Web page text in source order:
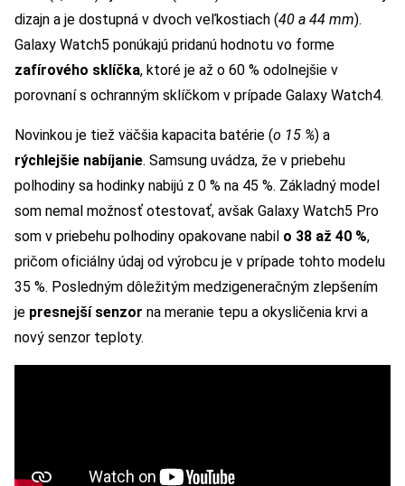
dizajn a je dostupná v dvoch veľkostiach (40 a 44 mm).
Galaxy Watch5 ponúkajú pridanú hodnotu vo forme
zafírového sklíčka, ktoré je až o 60 % odolnejšie v
porovnaní s ochranným sklíčkom v prípade Galaxy Watch4.
Novinkou je tiež väčšia kapacita batérie (o 15 %) a
rýchlejšie nabíjanie. Samsung uvádza, že v priebehu
polhodiny sa hodinky nabijú z 0 % na 45 %. Základný model
som nemal možnosť otestovať, avšak Galaxy Watch5 Pro
som v priebehu polhodiny opakovane nabil o 38 až 40 %,
pričom oficiálny údaj od výrobcu je v prípade tohto modelu
35 %. Posledným dôležitým medzigeneračným zlepšením
je presnejší senzor na meranie tepu a okysličenia krvi a
nový senzor teploty.